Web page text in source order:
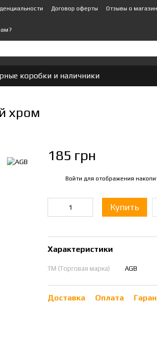
Договор оферты Отзывы о
коробки и наличники
хром
185 грн
Войти для отображения
Купить
Характеристики
ТМ (Торговая марка) AGB
Доставка Оплата